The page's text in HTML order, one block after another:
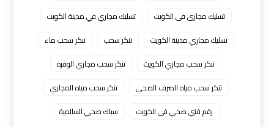
تسليك مجارى فى الكويت
تسليك مجاري في مدينة الكويت
تسليك مجاري مدينة الكويت
تنكر سحب
تنكر سحب ماء
تنكر سحب مجاري الكويت
تنكر سحب مجاري الوفره
تنكر سحب مياه الصرف الصحي
تنكر سحب مياه المجاري
رقم فني صحي في الكويت
سباك صحي السالمية